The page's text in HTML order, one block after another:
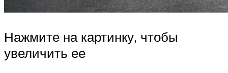
Нажмите на картинку, чтобы
увеличить ее